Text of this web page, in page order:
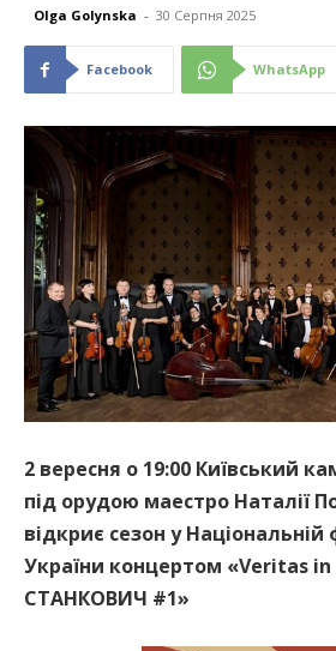
Olga Golynska - 30 Серпня 2025
Facebook WhatsApp
2 вересня о 19:00 Київський
під орудою маестро Наталії
відкриє сезон у Національній
України концертом «Veritas
СТАНКОВИЧ #1»